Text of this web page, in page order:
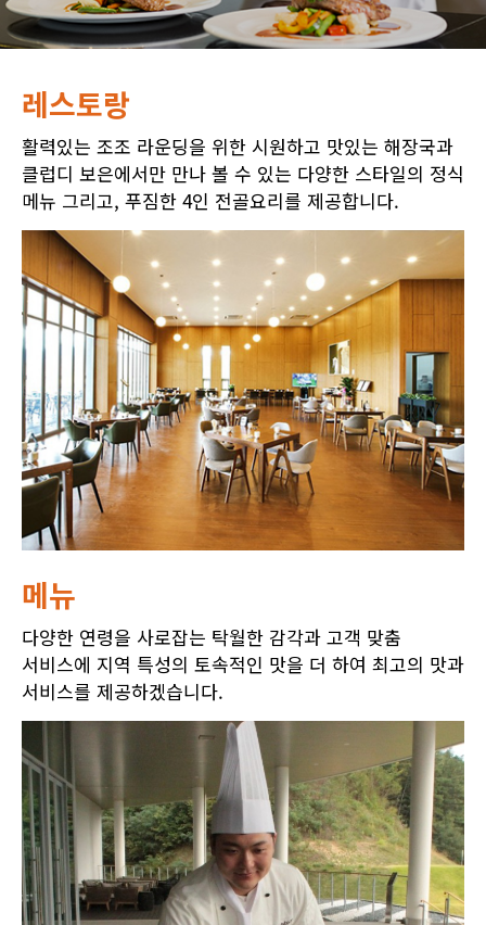
레스토랑
활력있는 조조 라운딩을 위한 시원하고 맛있는 해장국과
클럽디 보은에서만 만나 볼 수 있는 다양한 스타일의 정식
메뉴 그리고, 푸짐한 4인 전골요리를 제공합니다.
메뉴
다양한 연령을 사로잡는 탁월한 감각과 고객 맞춤
서비스에 지역 특성의 토속적인 맛을 더 하여 최고의 맛과
서비스를 제공하겠습니다.